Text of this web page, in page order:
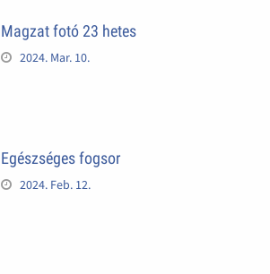
Magzat fotó 23 hetes
2024. Mar. 10.
Egészséges fogsor
2024. Feb. 12.